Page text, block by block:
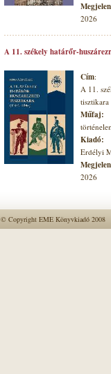
2026
A 11. székely határőr-
Cím:
A 11.
tisztikara
Műfaj:
Kiadó:
Erdélyi
2026
© Copyright EME Könyvkiadó 2008